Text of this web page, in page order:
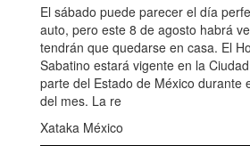
El sábado puede parecer el día
auto, pero este 8 de agosto habrá
tendrán que quedarse en casa. El
Sabatino estará vigente en la
parte del Estado de México durante
del mes. La re
Xataka México